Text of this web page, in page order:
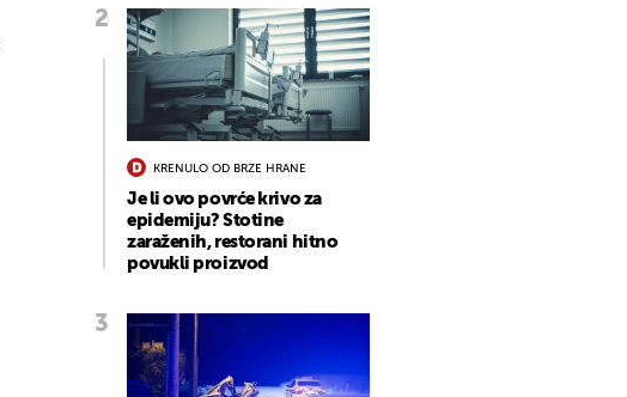
KRENULO OD BRZE HRANE
Je li ovo povrće krivo za
epidemiju? Stotine
zaraženih, restorani hitno
povukli proizvod